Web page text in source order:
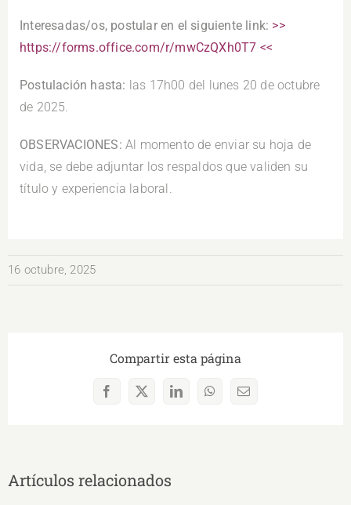
Interesadas/os, postular en el siguiente link: >>
https://forms.office.com/r/mwCzQXh0T7 <<
Postulación hasta: las 17h00 del lunes 20 de octubre
de 2025.
OBSERVACIONES: Al momento de enviar su hoja de
vida, se debe adjuntar los respaldos que validen su
título y experiencia laboral.
16 octubre, 2025
Compartir esta página
Facebook
X LinkedInWhatsAppCorreo
Artículos relacionados